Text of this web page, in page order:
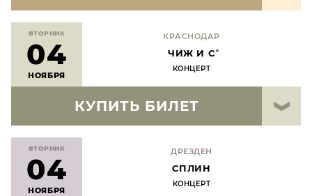
ВТОРНИК
04
НОЯБРЯ
КРАСНОДАР
ЧИЖ И С˚
КОНЦЕРТ
КУПИТЬ БИЛЕТ
ВТОРНИК
04
НОЯБРЯ
ДРЕЗДЕН
СПЛИН
КОНЦЕРТ